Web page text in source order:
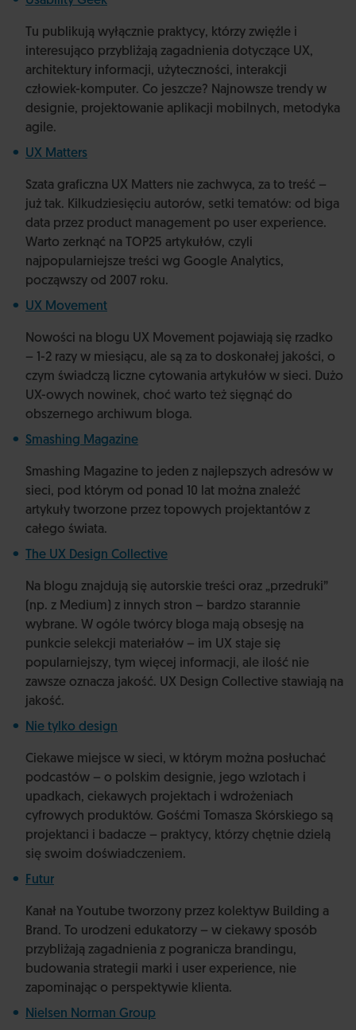
Tu publikują wyłącznie praktycy, którzy zwięźle i
interesująco przybliżają zagadnienia dotyczące UX,
architektury informacji, użyteczności, interakcji
człowiek-komputer. Co jeszcze? Najnowsze trendy w
designie, projektowanie aplikacji mobilnych, metodyka
agile.
UX Matters
Szata graficzna UX Matters nie zachwyca, za to treść –
już tak. Kilkudziesięciu autorów, setki tematów: od biga
data przez product management po user experience.
Warto zerknąć na TOP25 artykułów, czyli
najpopularniejsze treści wg Google Analytics,
począwszy od 2007 roku.
UX Movement
Nowości na blogu UX Movement pojawiają się rzadko
– 1-2 razy w miesiącu, ale są za to doskonałej jakości, o
czym świadczą liczne cytowania artykułów w sieci. Dużo
UX-owych nowinek, choć warto też sięgnąć do
obszernego archiwum bloga.
Smashing Magazine
Smashing Magazine to jeden z najlepszych adresów w
sieci, pod którym od ponad 10 lat można znaleźć
artykuły tworzone przez topowych projektantów z
całego świata.
The UX Design Collective
Na blogu znajdują się autorskie treści oraz „przedruki”
(np. z Medium) z innych stron – bardzo starannie
wybrane. W ogóle twórcy bloga mają obsesję na
punkcie selekcji materiałów – im UX staje się
popularniejszy, tym więcej informacji, ale ilość nie
zawsze oznacza jakość. UX Design Collective stawiają na
jakość.
Nie tylko design
Ciekawe miejsce w sieci, w którym można posłuchać
podcastów – o polskim designie, jego wzlotach i
upadkach, ciekawych projektach i wdrożeniach
cyfrowych produktów. Gośćmi Tomasza Skórskiego są
projektanci i badacze – praktycy, którzy chętnie dzielą
się swoim doświadczeniem.
Futur
Kanał na Youtube tworzony przez kolektyw Building a
Brand. To urodzeni edukatorzy – w ciekawy sposób
przybliżają zagadnienia z pogranicza brandingu,
budowania strategii marki i user experience, nie
zapominając o perspektywie klienta.
Nielsen Norman Group